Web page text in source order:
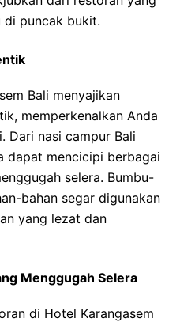
puncak bukit.
Bali menyajikan
memperkenalkan Anda
Dari nasi campur Bali
dapat mencicipi berbagai
selera. Bumbu-
bahan segar digunakan
yang lezat dan
Menggugah Selera
di Hotel Karangasem